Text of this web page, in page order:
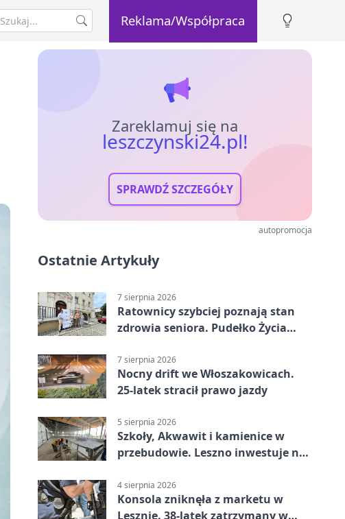
Reklama/Współpraca
Zareklamuj się na
leszczynski24.pl!
SPRAWDŹ SZCZEGÓŁY
autopromocja
Ostatnie Artykuły
7 sierpnia 2026
Ratownicy szybciej poznają stan
zdrowia seniora. Pudełko Życia
7 sierpnia 2026
Nocny drift we Włoszakowicach.
25-latek stracił prawo jazdy
5 sierpnia 2026
Szkoły, Akwawit i kamienice w
przebudowie. Leszno inwestuje na
4 sierpnia 2026
Konsola zniknęła z marketu w
Lesznie. 38-latek zatrzymany w